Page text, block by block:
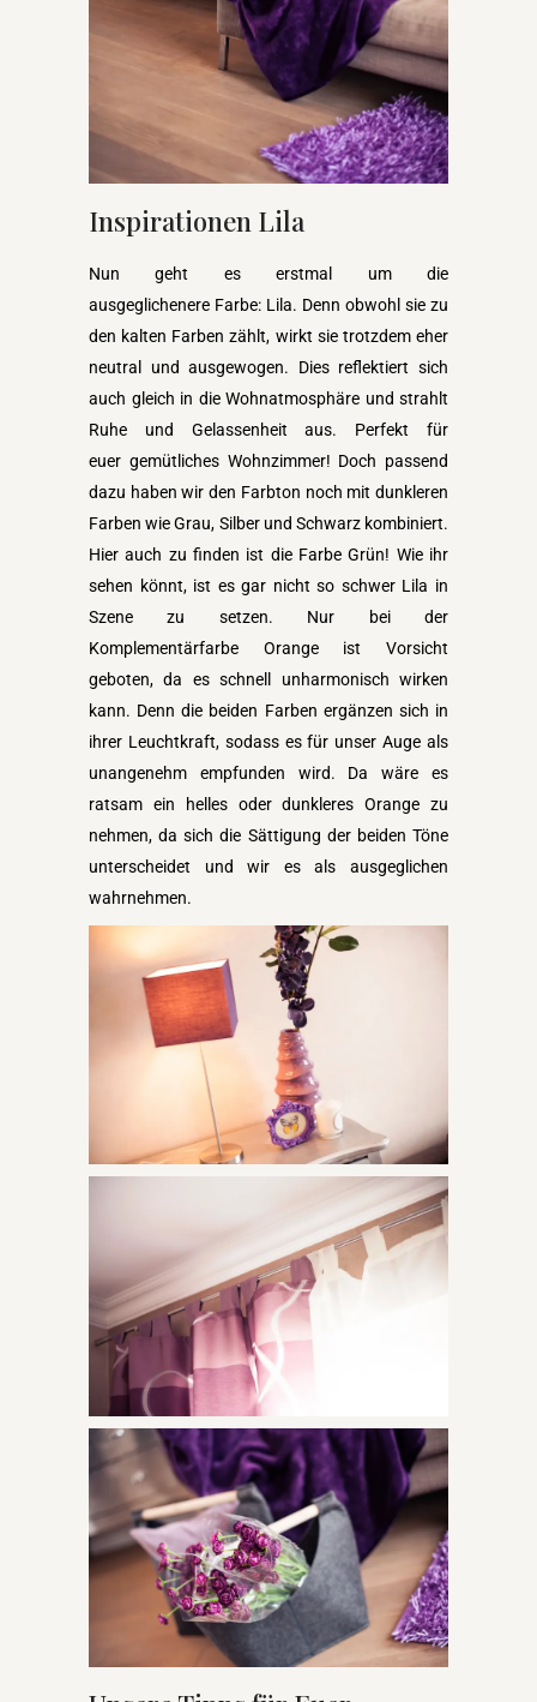
Inspirationen Lila
Nun geht es erstmal um die
ausgeglichenere Farbe: Lila. Denn obwohl sie zu
den kalten Farben zählt, wirkt sie trotzdem eher
neutral und ausgewogen. Dies reflektiert sich
auch gleich in die Wohnatmosphäre und strahlt
Ruhe und Gelassenheit aus. Perfekt für
euer gemütliches Wohnzimmer! Doch passend
dazu haben wir den Farbton noch mit dunkleren
Farben wie Grau, Silber und Schwarz kombiniert.
Hier auch zu finden ist die Farbe Grün! Wie ihr
sehen könnt, ist es gar nicht so schwer Lila in
Szene zu setzen. Nur bei der
Komplementärfarbe Orange ist Vorsicht
geboten, da es schnell unharmonisch wirken
kann. Denn die beiden Farben ergänzen sich in
ihrer Leuchtkraft, sodass es für unser Auge als
unangenehm empfunden wird. Da wäre es
ratsam ein helles oder dunkleres Orange zu
nehmen, da sich die Sättigung der beiden Töne
unterscheidet und wir es als ausgeglichen
wahrnehmen.